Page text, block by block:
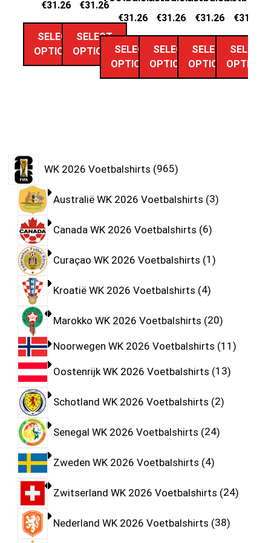
€31.26
SELECT
OPTIONS
€31.26
SELECT
OPTIONS
€31.26
SELECT
OPTIONS
€31.26
SELECT
OPTIONS
€31.26
SELECT
OPTIONS
€31.26
SELECT
OPTIONS
WK 2026 Voetbalshirts 965
Australië WK 2026 Voetbalshirts 3
Canada WK 2026 Voetbalshirts 6
Curaçao WK 2026 Voetbalshirts 1
Kroatië WK 2026 Voetbalshirts 4
Marokko WK 2026 Voetbalshirts 20
Noorwegen WK 2026 Voetbalshirts 11
Oostenrijk WK 2026 Voetbalshirts 13
Schotland WK 2026 Voetbalshirts 2
Senegal WK 2026 Voetbalshirts 24
Zweden WK 2026 Voetbalshirts 4
Zwitserland WK 2026 Voetbalshirts 24
Nederland WK 2026 Voetbalshirts 38